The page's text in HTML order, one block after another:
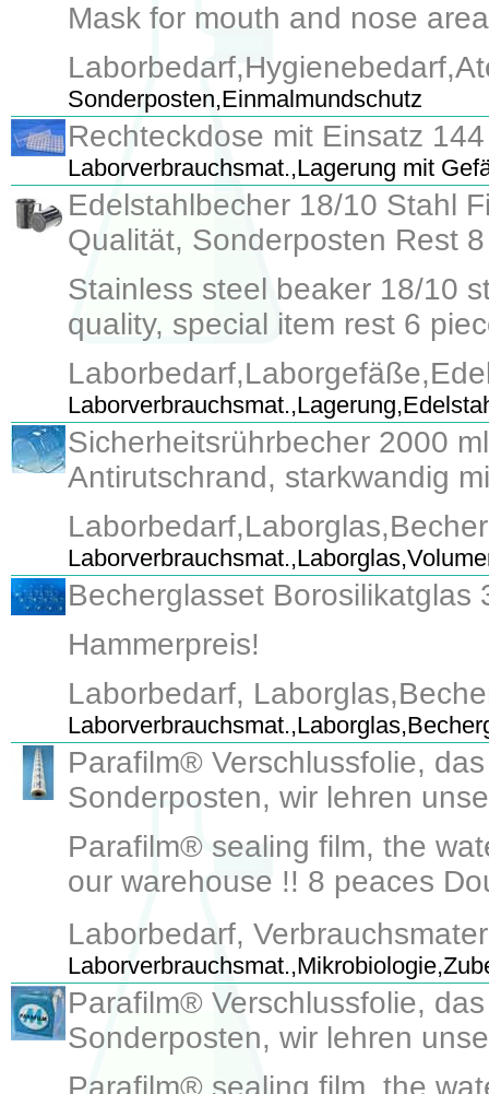
Mask for mouth and nose
Sonderposten,Einmalmundschutz
Rechteckdose mit Einsatz
Laborverbrauchsmat.,Lagerung mit
Edelstahlbecher 18/10 Stahl
Qualität, Sonderposten Rest
Stainless steel beaker 18/10
quality, special item rest 6
Sicherheitsrührbecher 2000
Antirutschrand, starkwandig
Becherglasset
Hammerpreis!
Laborbedarf,
Parafilm® Verschlussfolie,
Sonderposten, wir lehren
Parafilm® sealing film, the
our warehouse !! 8 peaces
Laborbedarf,
Parafilm® Verschlussfolie,
Sonderposten, wir lehren
Parafilm® sealing film, the